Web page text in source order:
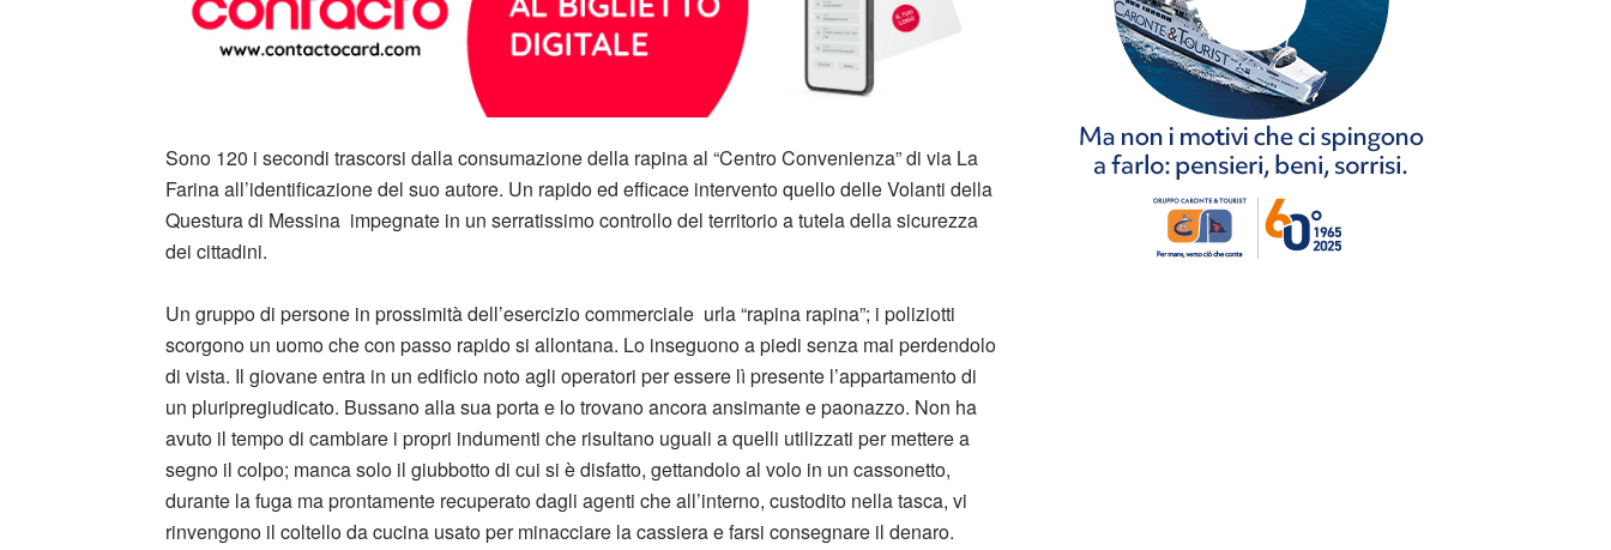
Sono 120 i secondi trascorsi dalla consumazione della rapina al “Centro Convenienza” di via La
Farina all’identificazione del suo autore. Un rapido ed efficace intervento quello delle Volanti della
Questura di Messina impegnate in un serratissimo controllo del territorio a tutela della sicurezza
dei cittadini.
Un gruppo di persone in prossimità dell’esercizio commerciale urla “rapina rapina”; i poliziotti
scorgono un uomo che con passo rapido si allontana. Lo inseguono a piedi senza mai perdendolo
di vista. Il giovane entra in un edificio noto agli operatori per essere lì presente l’appartamento di
un pluripregiudicato. Bussano alla sua porta e lo trovano ancora ansimante e paonazzo. Non ha
avuto il tempo di cambiare i propri indumenti che risultano uguali a quelli utilizzati per mettere a
segno il colpo; manca solo il giubbotto di cui si è disfatto, gettandolo al volo in un cassonetto,
durante la fuga ma prontamente recuperato dagli agenti che all’interno, custodito nella tasca, vi
rinvengono il coltello da cucina usato per minacciare la cassiera e farsi consegnare il denaro.